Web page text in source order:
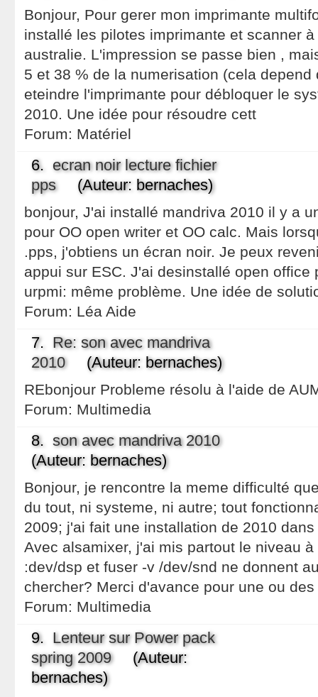
Bonjour, Pour gerer mon imprimante
installé les pilotes imprimante et scanner
australie. L'impression se passe bien ,
5 et 38 % de la numerisation (cela
eteindre l'imprimante pour débloquer le
2010. Une idée pour résoudre cett
Forum: Matériel
6. ecran noir lecture fichier
pps(Auteur: bernaches)
bonjour, J'ai installé mandriva 2010 il y a
pour OO open writer et OO calc. Mais
.pps, j'obtiens un écran noir. Je peux
appui sur ESC. J'ai desinstallé open office
urpmi: même problème. Une idée de
Forum: Léa Aide
7. Re: son avec mandriva
2010(Auteur: bernaches)
REbonjour Probleme résolu à l'aide de
Forum: Multimedia
8. son avec mandriva 2010
(Auteur: bernaches)
Bonjour, je rencontre la meme difficulté
du tout, ni systeme, ni autre; tout
2009; j'ai fait une installation de 2010
Avec alsamixer, j'ai mis partout le niveau
:dev/dsp et fuser -v /dev/snd ne donnent
chercher? Merci d'avance pour une ou des
Forum: Multimedia
9. Lenteur sur Power pack
spring 2009(Auteur:
bernaches)